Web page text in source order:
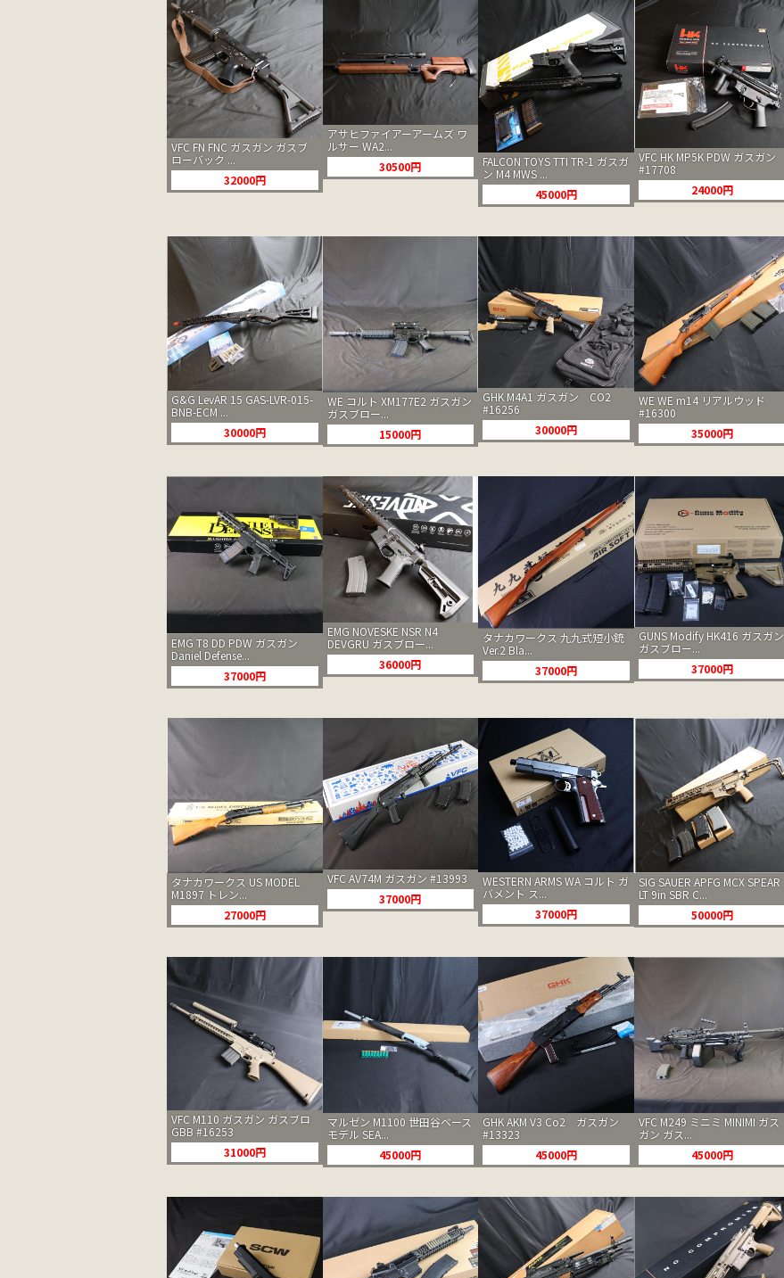
VFC FN FNC ガスガン ガスブ
ローバック ...
32000円
アサヒファイアーアームズ ワ
ルサー WA2...
30500円
FALCON TOYS TTI TR-1 ガスガ
ン M4 MWS ...
45000円
VFC HK MP5K PDW ガスガン
#17708
24000円
G&G LevAR 15 GAS-LVR-015-
BNB-ECM ...
30000円
WE コルト XM177E2 ガスガン
ガスブロー...
15000円
GHK M4A1 ガスガン CO2
#16256
30000円
WE WE m14 リアルウッド
#16300
35000円
EMG T8 DD PDW ガスガン
Daniel Defense...
37000円
EMG NOVESKE NSR N4
DEVGRU ガスブロー...
36000円
タナカワークス 九九式短小銃
Ver.2 Bla...
37000円
GUNS Modify HK416 ガスガン
ガスブロー...
37000円
タナカワークス US MODEL
M1897 トレン...
27000円
VFC AV74M ガスガン #13993
37000円
WESTERN ARMS WA コルト ガ
バメント ス...
37000円
SIG SAUER APFG MCX SPEAR
LT 9in SBR C...
50000円
VFC M110 ガスガン ガスブロ
GBB #16253
31000円
マルゼン M1100 世田谷ベース
モデル SEA...
45000円
GHK AKM V3 Co2 ガスガン
#13323
45000円
VFC M249 ミニミ MINIMI ガス
ガン ガス...
45000円